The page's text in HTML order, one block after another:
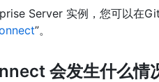
Server 实例，您可以在
”。
会发生什么情